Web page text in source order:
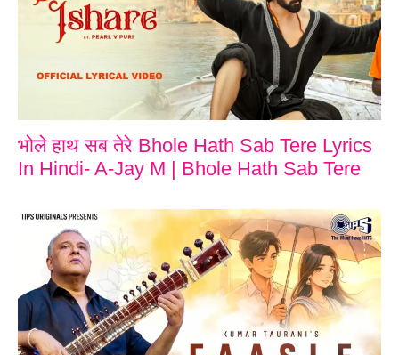
भोले हाथ सब तेरे Bhole Hath Sab Tere Lyrics
In Hindi- A-Jay M | Bhole Hath Sab Tere